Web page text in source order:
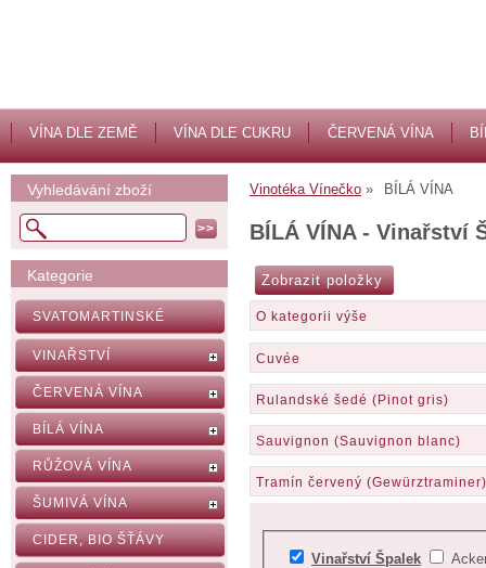
VÍNA DLE ZEMĚ VÍNA DLE CUKRU ČERVENÁ VÍNA
Vinotéka Vínečko BÍLÁ VÍNA
BÍLÁ VÍNA - Vinařství
O kategorii výše
Cuvée
Rulandské šedé (Pinot gris)
Sauvignon (Sauvignon blanc)
Tramín červený (Gewürztraminer)
Vinařství Špalek
Vyhledávání zboží
Kategorie
SVATOMARTINSKÉ
VINAŘSTVÍ
ČERVENÁ VÍNA
BÍLÁ VÍNA
RŮŽOVÁ VÍNA
ŠUMIVÁ VÍNA
CIDER, BIO ŠŤÁVY